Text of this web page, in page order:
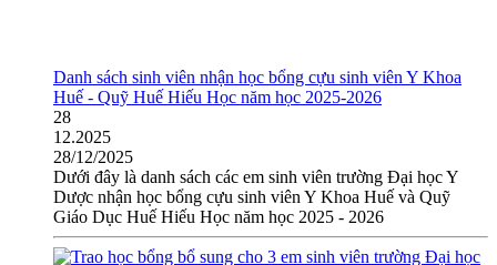
Danh sách sinh viên nhận học bổng cựu sinh viên Y Khoa
Huế - Quỹ Huế Hiếu Học năm học 2025-2026
28
12.2025
28/12/2025
Dưới đây là danh sách các em sinh viên trường Đại học Y
Dược nhận học bổng cựu sinh viên Y Khoa Huế và Quỹ
Giáo Dục Huế Hiếu Học năm học 2025 - 2026